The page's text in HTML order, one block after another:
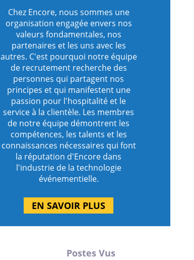
Chez Encore, nous sommes une
organisation engagée envers nos
valeurs fondamentales, nos
partenaires et les uns avec les
autres. C'est pourquoi notre équipe
de recrutement recherche des
personnes qui partagent nos
principes et qui manifestent une
passion pour l'hospitalité et le
service à la clientèle. Les membres
de notre équipe démontrent les
compétences, les talents et les
connaissances nécessaires qui font
la réputation d'Encore dans
l'industrie de la technologie
événementielle.
EN SAVOIR PLUS
Postes Vus